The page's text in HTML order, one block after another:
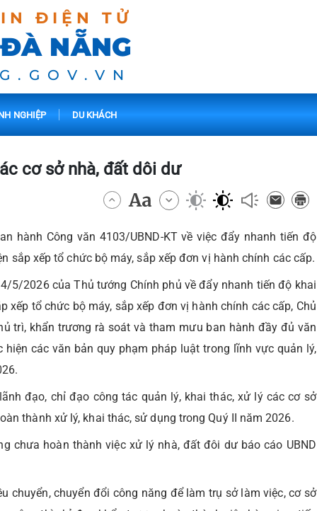
ĐIỆN TỬ
NẴNG
NGHIỆP DU KHÁCH
cơ sở nhà, đất dôi dư
hành Công văn 4103/UBND-KT về việc đẩy nhanh tiến độ
sắp xếp tổ chức bộ máy, sắp xếp đơn vị hành chính các cấp.
5/2026 của Thủ tướng Chính phủ về đẩy nhanh tiến độ khai
tổ chức bộ máy, sắp xếp đơn vị hành chính các cấp, Chủ
trì, khẩn trương rà soát và tham mưu ban hành đầy đủ văn
các văn bản quy phạm pháp luật trong lĩnh vực quản lý,
đạo, chỉ đạo công tác quản lý, khai thác, xử lý các cơ sở
thành xử lý, khai thác, sử dụng trong Quý II năm 2026.
chưa hoàn thành việc xử lý nhà, đất đôi dư báo cáo UBND
chuyển, chuyển đổi công năng để làm trụ sở làm việc, cơ sở